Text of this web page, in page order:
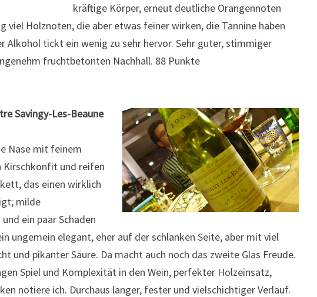
kräftige Körper, erneut deutliche Orangennoten
viel Holznoten, die aber etwas feiner wirken, die Tannine haben
Alkohol tickt ein wenig zu sehr hervor. Sehr guter, stimmiger
fruchtbetonten Nachhall. 88 Punkte
Savingy-Les-Beaune
Nase mit feinem
Kirschkonfit und reifen
das einen wirklich
milde
ein paar Schaden
ungemein elegant, eher auf der schlanken Seite, aber mit viel
und pikanter Säure. Da macht auch noch das zweite Glas Freude.
Spiel und Komplexität in den Wein, perfekter Holzeinsatz,
notiere ich. Durchaus langer, fester und vielschichtiger Verlauf.